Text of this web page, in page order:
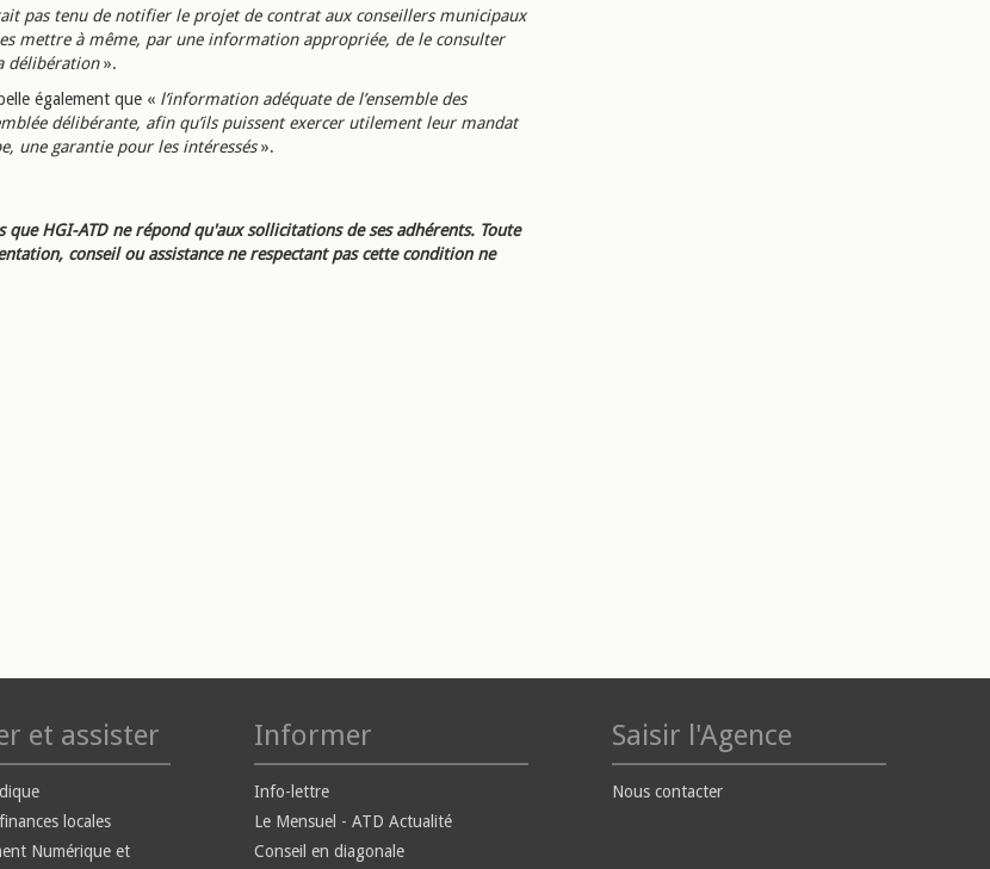
pas tenu de notifier le projet de contrat aux conseillers municipaux
mettre à même, par une information appropriée, de le consulter
délibération».
également que « l’information adéquate de l’ensemble des
délibérante, afin qu’ils puissent exercer utilement leur mandat
une garantie pour les intéressés».
que HGI-ATD ne répond qu'aux sollicitations de ses adhérents. Toute
conseil ou assistance ne respectant pas cette condition ne
et assister
locales
Numérique et
Informer
Info-lettre
Le Mensuel - ATD Actualité
Conseil en diagonale
Saisir l'Agence
Nous contacter